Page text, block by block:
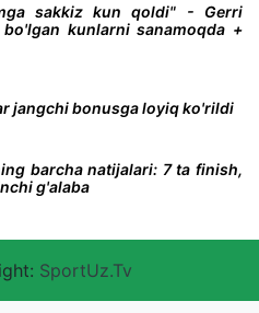
sakkiz kun qoldi" - Gerri
kunlarni sanamoqda +
jangchi bonusga loyiq ko'rildi
barcha natijalari: 7 ta finish,
g'alaba
SportUz.Tv